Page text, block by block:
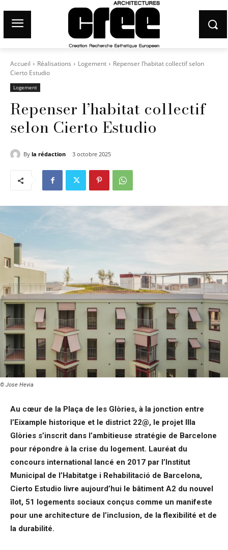
Accueil Réalisations Logement
Repenser l’habitat collectif selon
Cierto Estudio
Logement
Repenser l’habitat collectif
selon Cierto Estudio
By la rédaction 3 octobre 2025
© Jose Hevia
Au cœur de la Plaça de les Glòries, à la jonction entre
l’Eixample historique et le district 22@, le projet Illa
Glòries s’inscrit dans l’ambitieuse stratégie de Barcelone
pour répondre à la crise du logement. Lauréat du
concours international lancé en 2017 par l’Institut
Municipal de l’Habitatge i Rehabilitació de Barcelona,
Cierto Estudio livre aujourd’hui le bâtiment A2 du nouvel
îlot, 51 logements sociaux conçus comme un manifeste
pour une architecture de l’inclusion, de la flexibilité et de
la durabilité.